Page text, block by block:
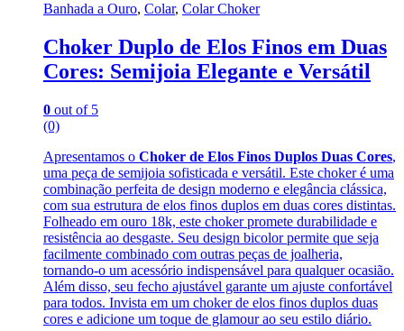
Banhada a Ouro, Colar, Colar Choker
Choker Duplo de Elos Finos em Duas
Cores: Semijoia Elegante e Versátil
0 out of 5
(0)
Apresentamos o Choker de Elos Finos Duplos Duas Cores,
uma peça de semijoia sofisticada e versátil. Este choker é uma
combinação perfeita de design moderno e elegância clássica,
com sua estrutura de elos finos duplos em duas cores distintas.
Folheado em ouro 18k, este choker promete durabilidade e
resistência ao desgaste. Seu design bicolor permite que seja
facilmente combinado com outras peças de joalheria,
tornando-o um acessório indispensável para qualquer ocasião.
Além disso, seu fecho ajustável garante um ajuste confortável
para todos. Invista em um choker de elos finos duplos duas
cores e adicione um toque de glamour ao seu estilo diário.